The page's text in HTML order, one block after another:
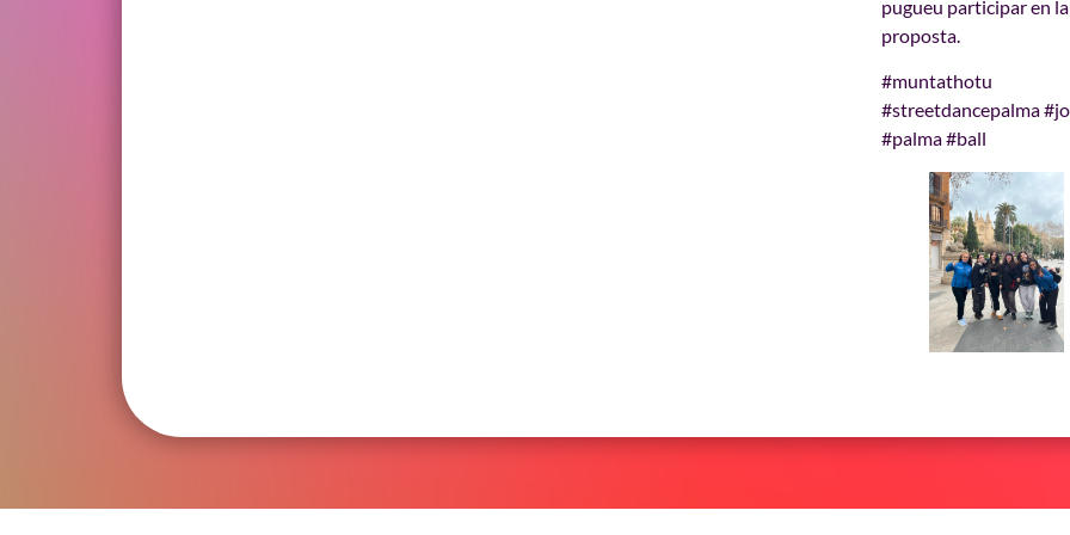
pugueu participar en la
proposta.
#muntathotu
#streetdancepalma
#palma #ball